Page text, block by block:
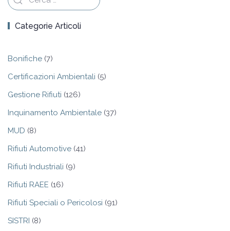
Categorie Articoli
Bonifiche (7)
Certificazioni Ambientali (5)
Gestione Rifiuti (126)
Inquinamento Ambientale (37)
MUD (8)
Rifiuti Automotive (41)
Rifiuti Industriali (9)
Rifiuti RAEE (16)
Rifiuti Speciali o Pericolosi (91)
SISTRI (8)